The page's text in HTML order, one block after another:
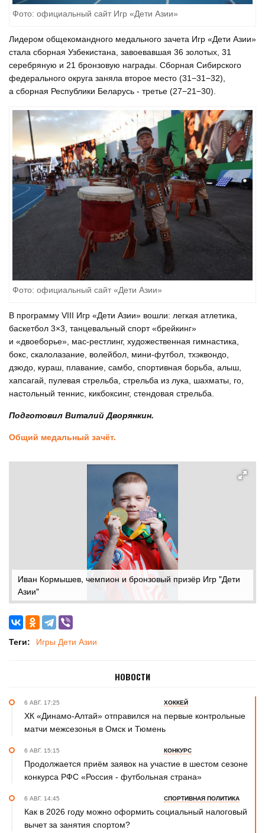
Фото: официальный сайт Игр «Дети Азии»
Лидером общекомандного медального зачета Игр «Дети Азии»
стала сборная Узбекистана, завоевавшая 36 золотых, 31
серебряную и 21 бронзовую награды. Сборная Сибирского
федерального округа заняла второе место (31−31−32),
а сборная Республики Беларусь - третье (27−21−30).
Фото: официальный сайт «Дети Азии»
В программу VIII Игр «Дети Азии» вошли: легкая атлетика,
баскетбол 3×3, танцевальный спорт «брейкинг»
и «двоеборье», мас-рестлинг, художественная гимнастика,
бокс, скалолазание, волейбол, мини-футбол, тхэквондо,
дзюдо, кураш, плавание, самбо, спортивная борьба, алыш,
хапсагай, пулевая стрельба, стрельба из лука, шахматы, го,
настольный теннис, кикбоксинг, стендовая стрельба.
Подготовил Виталий Дворянкин.
Общий медальный зачёт.
Иван Кормышев, чемпион и бронзовый призёр Игр "Дети
Азии"
Теги: Игры Дети Азии
НОВОСТИ
6 АВГ. 17:25 ХОККЕЙ
ХК «Динамо-Алтай» отправился на первые контрольные
матчи межсезонья в Омск и Тюмень
6 АВГ. 15:15 КОНКУРС
Продолжается приём заявок на участие в шестом сезоне
конкурса РФС «Россия - футбольная страна»
6 АВГ. 14:45 СПОРТИВНАЯ ПОЛИТИКА
Как в 2026 году можно оформить социальный налоговый
вычет за занятия спортом?